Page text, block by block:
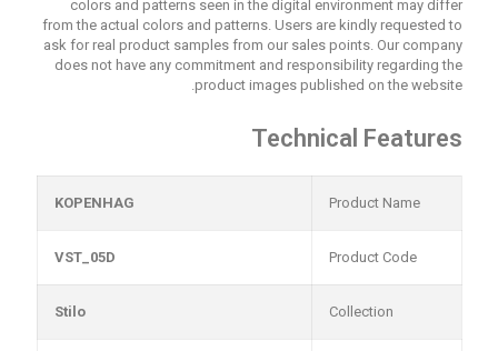
colors and patterns seen in the digital environment may differ
from the actual colors and patterns. Users are kindly requested to
ask for real product samples from our sales points. Our company
does not have any commitment and responsibility regarding the
product images published on the website.
Technical Features
Product Name
KOPENHAG
Product Code
VST_05D
Collection
Stilo